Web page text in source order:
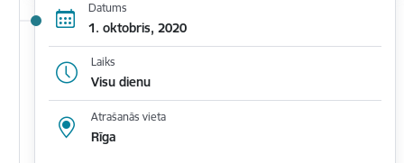
Datums
1. oktobris, 2020
Laiks
Visu dienu
Atrašanās vieta
Rīga